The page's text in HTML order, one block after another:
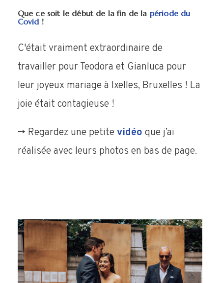
Que ce soit le début de la fin de la période du
Covid !
C'était vraiment extraordinaire de
travailler pour Teodora et Gianluca pour
leur joyeux mariage à Ixelles, Bruxelles ! La
joie était contagieuse !
-> Regardez une petite vidéo que j’ai
réalisée avec leurs photos en bas de page.